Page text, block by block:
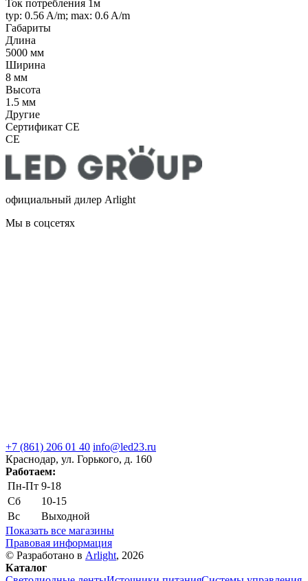
Ток потребления 1м
typ: 0.56 A/m; max: 0.6 A/m
Габариты
Длина
5000 мм
Ширина
8 мм
Высота
1.5 мм
Другие
Сертификат CE
CE
официальный дилер Arlight
Мы в соцсетях
+7 (861) 206 01 40 info@led23.ru
Краснодар, ул. Горького, д. 160
Работаем:
Пн-Пт 9-18
Сб
10-15
Вс
Выходной
Показать все магазины
Правовая информация
© Разработано в Arlight, 2026
Каталог